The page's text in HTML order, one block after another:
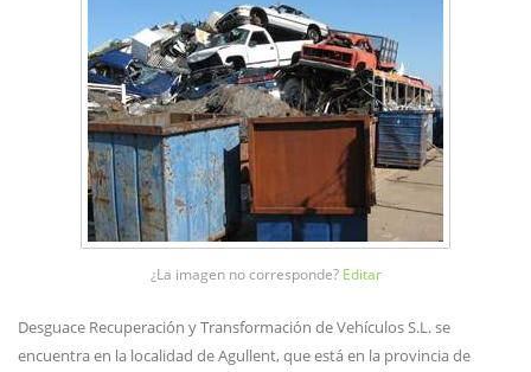
¿La imagen no corresponde? Editar
Desguace Recuperación y Transformación de Vehículos S.L. se
encuentra en la localidad de Agullent, que está en la provincia de